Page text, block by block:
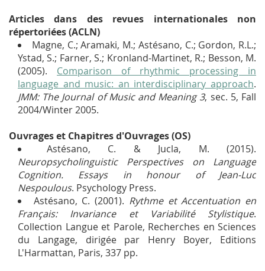
Articles dans des revues internationales non
répertoriées (ACLN)
Magne, C.; Aramaki, M.; Astésano, C.; Gordon, R.L.;
Ystad, S.; Farner, S.; Kronland-Martinet, R.; Besson, M.
(2005). Comparison of rhythmic processing in
language and music: an interdisciplinary approach.
JMM: The Journal of Music and Meaning 3, sec. 5, Fall
2004/Winter 2005.
Ouvrages et Chapitres d'Ouvrages (OS)
Astésano, C. & Jucla, M. (2015).
Neuropsycholinguistic Perspectives on Language
Cognition. Essays in honour of Jean-Luc
Nespoulous. Psychology Press.
Astésano, C. (2001). Rythme et Accentuation en
Français: Invariance et Variabilité Stylistique.
Collection Langue et Parole, Recherches en Sciences
du Langage, dirigée par Henry Boyer, Editions
L'Harmattan, Paris, 337 pp.